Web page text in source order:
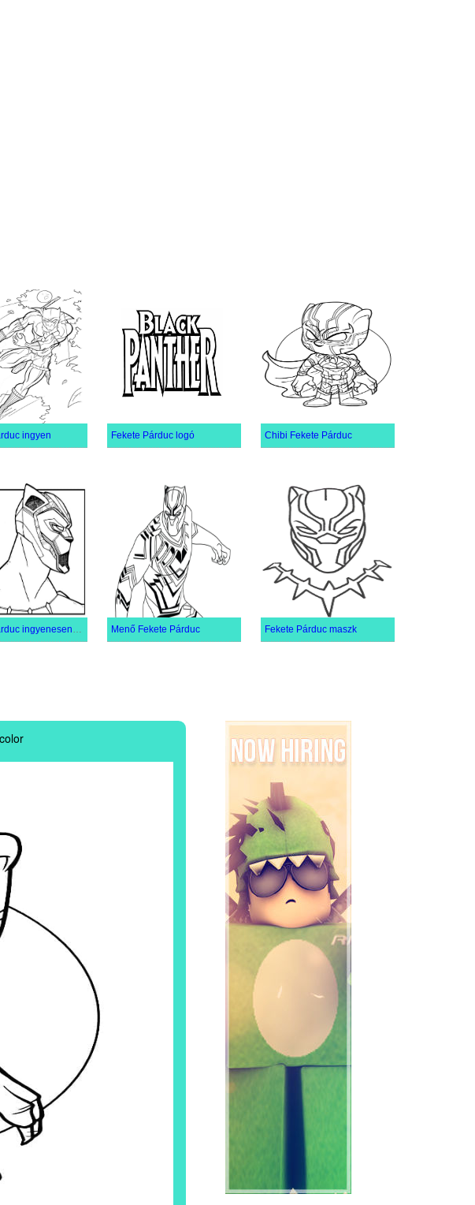
ingyen Fekete Párduc logó Chibi Fekete Párduc
Fekete Párduc ingyenesen nyomtatható Menő Fekete Párduc Fekete Párduc maszk